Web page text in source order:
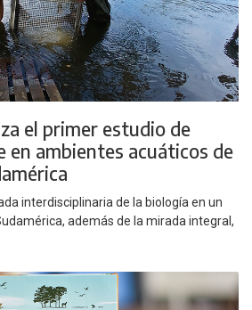
el primer estudio de
en ambientes acuáticos de
interdisciplinaria de la biología en un
además de la mirada integral,